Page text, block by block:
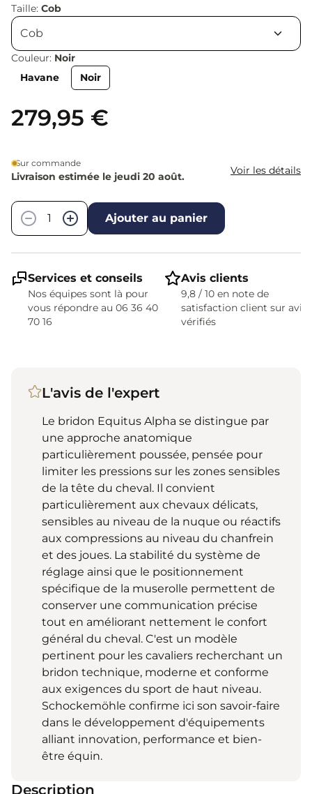
Taille: Cob
Couleur: Noir
Havane
Noir
279,95 €
Sur commande
Livraison estimée le jeudi 20 août. Voir les détails
−
+ Ajouter au panier
Services et conseils
Nos équipes sont là pour
vous répondre au 06 36 40
70 16
Avis clients
9,8 / 10 en note de
satisfaction client sur avis
vérifiés
L'avis de l'expert
Le bridon Equitus Alpha se distingue par
une approche anatomique
particulièrement poussée, pensée pour
limiter les pressions sur les zones sensibles
de la tête du cheval. Il convient
particulièrement aux chevaux délicats,
sensibles au niveau de la nuque ou réactifs
aux compressions au niveau du chanfrein
et des joues. La stabilité du système de
réglage ainsi que le positionnement
spécifique de la muserolle permettent de
conserver une communication précise
tout en améliorant nettement le confort
général du cheval. C'est un modèle
pertinent pour les cavaliers recherchant un
bridon technique, moderne et conforme
aux exigences du sport de haut niveau.
Schockemöhle confirme ici son savoir-faire
dans le développement d'équipements
alliant innovation, performance et bien-
être équin.
Description